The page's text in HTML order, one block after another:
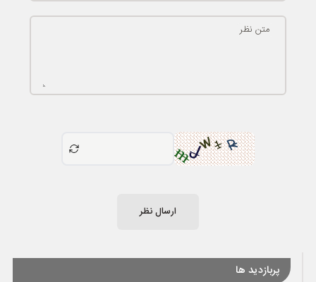
متن نظر
ارسال نظر
پربازدید ها